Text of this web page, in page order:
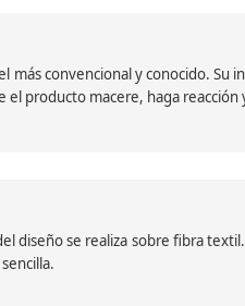
convencional y conocido. Su
producto macere, haga
diseño se realiza sobre fibra